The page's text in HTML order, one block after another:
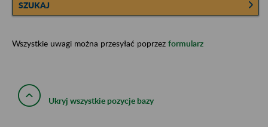
SZUKAJ
Wszystkie uwagi można przesyłać poprzez formularz
Ukryj wszystkie pozycje bazy